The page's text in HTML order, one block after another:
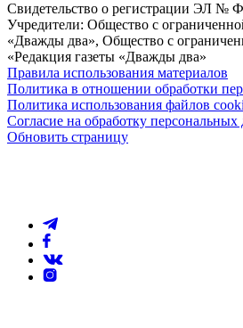
Свидетельство о регистрации ЭЛ №
Учредители: Общество с
«Дважды два», Общество с
«Редакция газеты «Дважды два»
Правила использования материалов
Политика в отношении обработки
Политика использования файлов
Согласие на обработку
Обновить страницу